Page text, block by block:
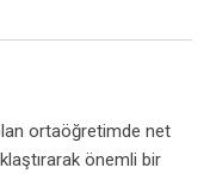
ortaöğretimde net
önemli bir